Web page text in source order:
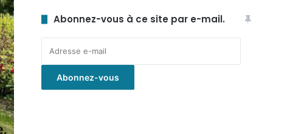
Abonnez-vous à ce site par e-mail.
e-
Abonnez-vous